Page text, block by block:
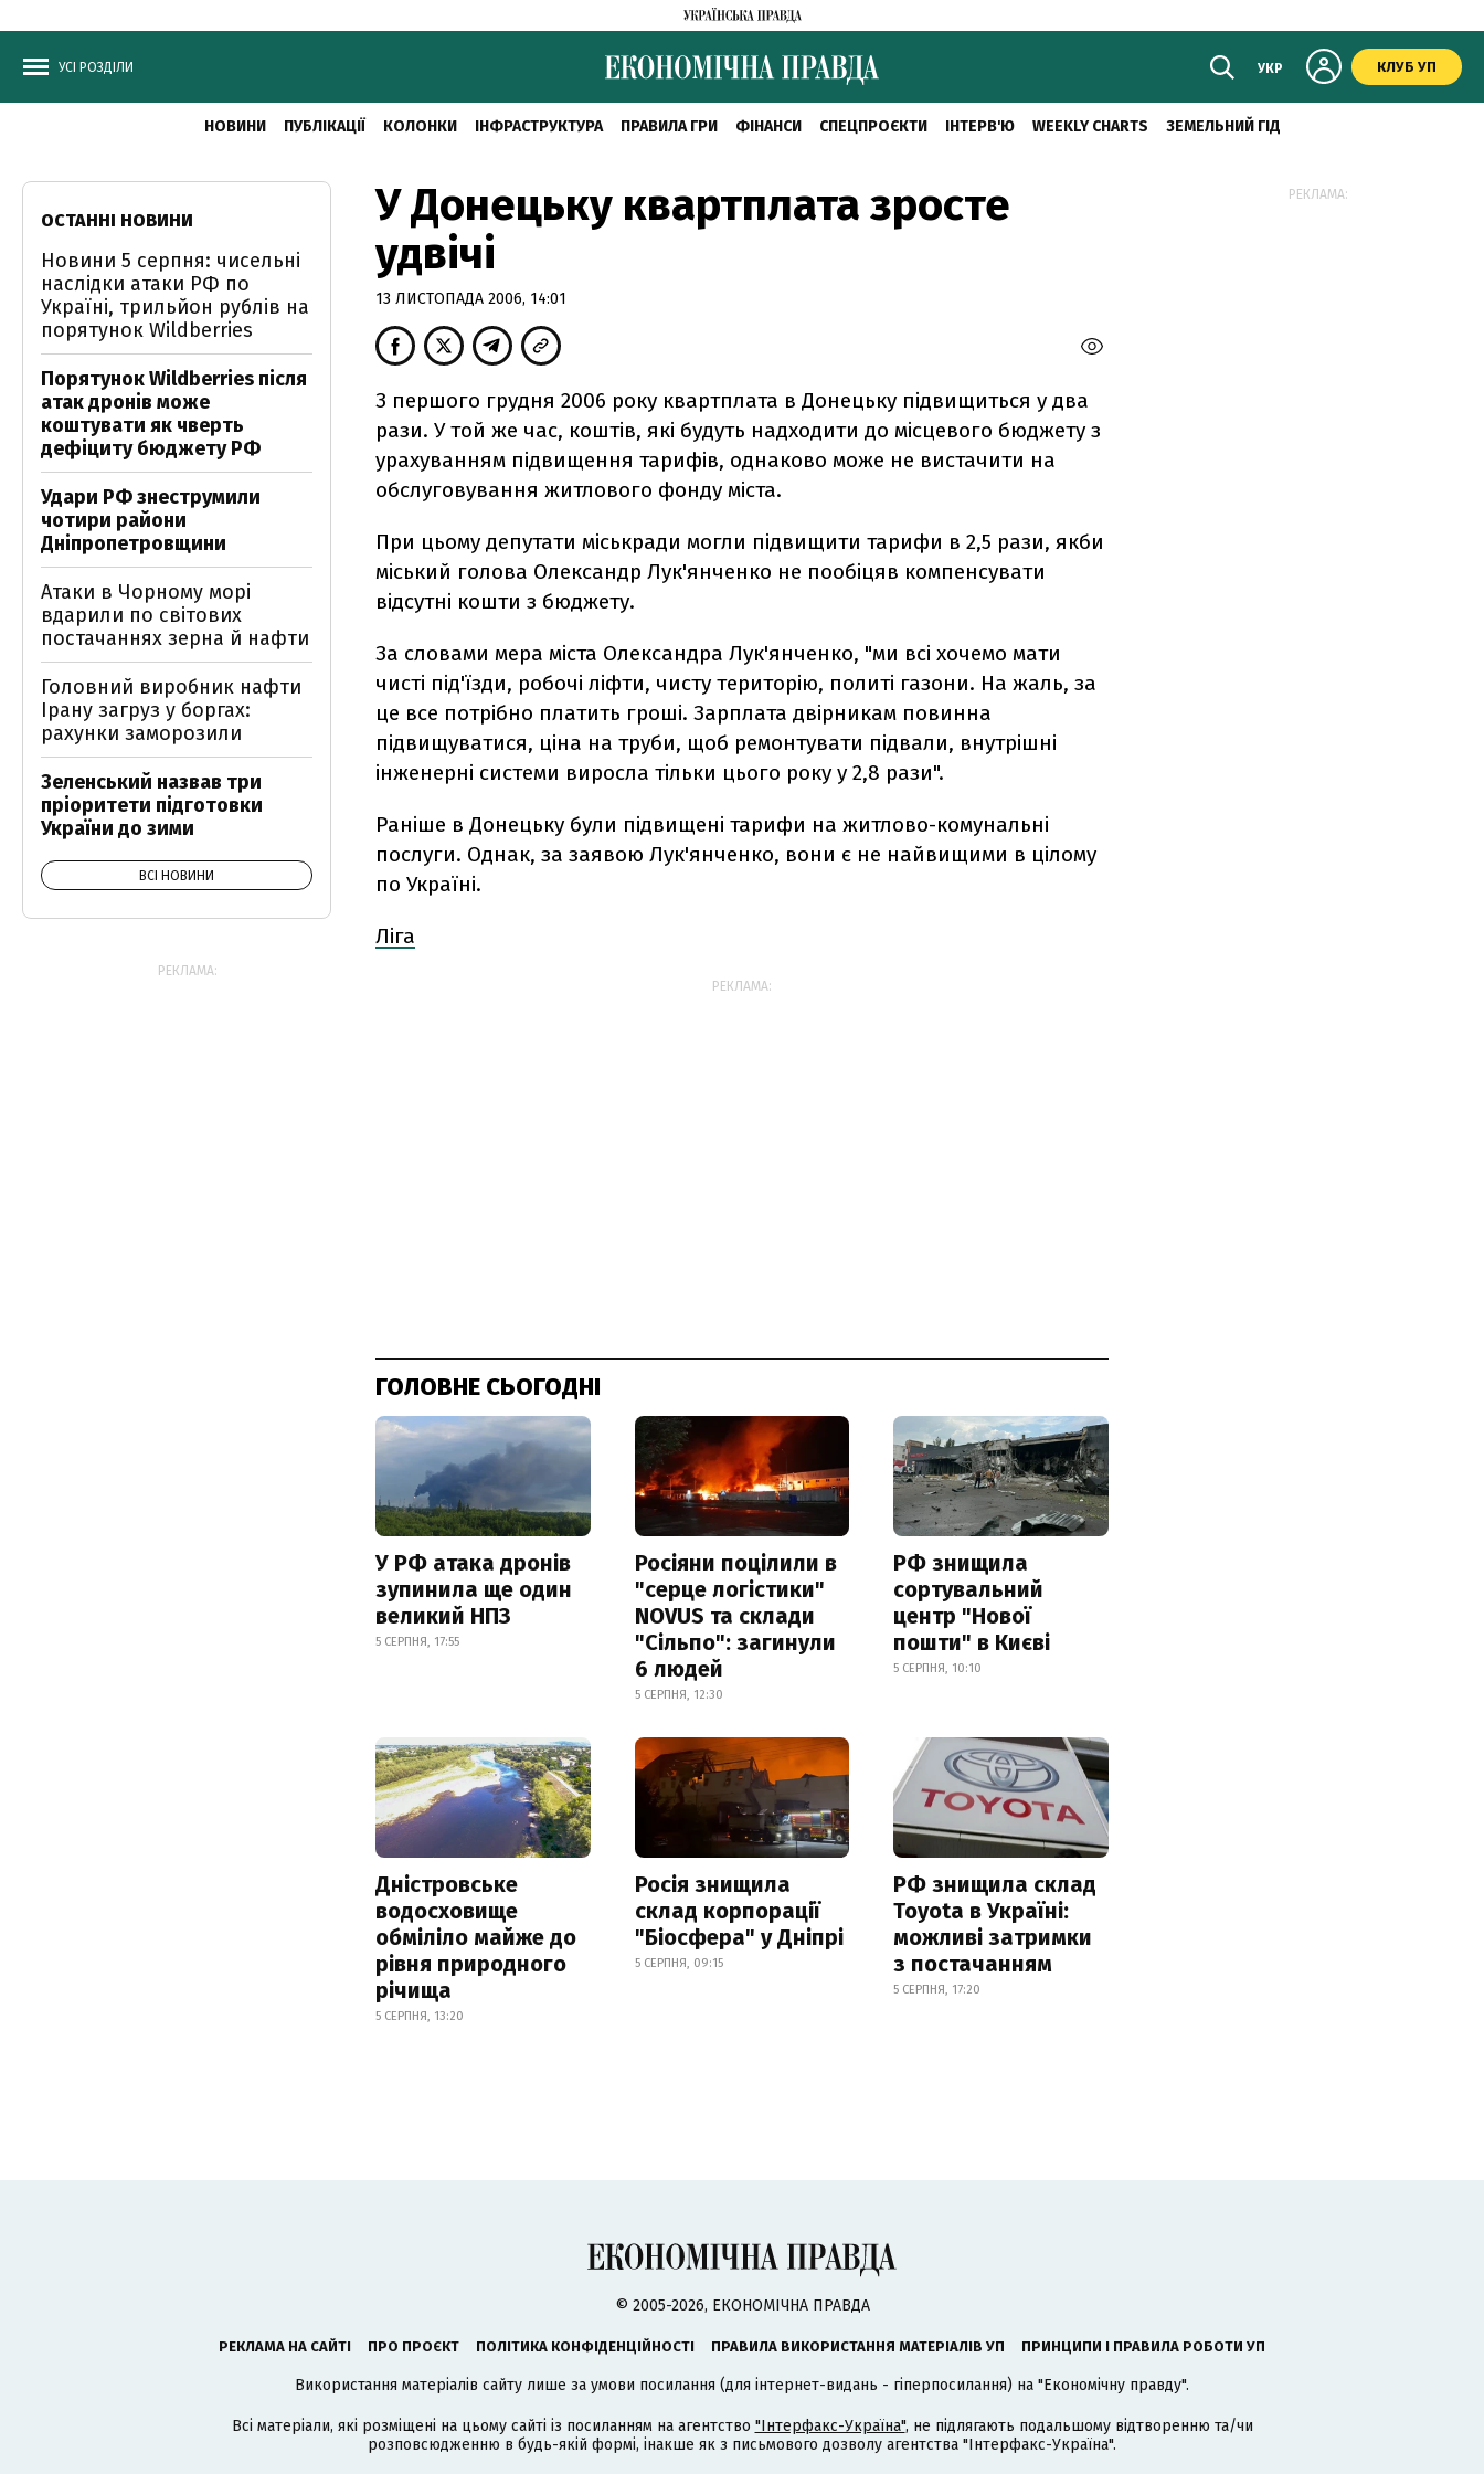
УСІ РОЗДІЛИ УКР КЛУБ УП
НОВИНИ ПУБЛІКАЦІЇ КОЛОНКИ ІНФРАСТРУКТУРА ПРАВИЛА ГРИ ФІНАНСИ СПЕЦПРОЄКТИ ІНТЕРВ'Ю WEEKLY CHARTS ЗЕМЕЛЬНИЙ ГІД
У Донецьку квартплата зросте
удвічі
13 ЛИСТОПАДА 2006, 14:01
З першого грудня 2006 року квартплата в Донецьку підвищиться у два
рази. У той же час, коштів, які будуть надходити до місцевого бюджету з
урахуванням підвищення тарифів, однаково може не вистачити на
обслуговування житлового фонду міста.
При цьому депутати міськради могли підвищити тарифи в 2,5 рази, якби
міський голова Олександр Лук'янченко не пообіцяв компенсувати
відсутні кошти з бюджету.
За словами мера міста Олександра Лук'янченко, "ми всі хочемо мати
чисті під'їзди, робочі ліфти, чисту територію, политі газони. На жаль, за
це все потрібно платить гроші. Зарплата двірникам повинна
підвищуватися, ціна на труби, щоб ремонтувати підвали, внутрішні
інженерні системи виросла тільки цього року у 2,8 рази".
Раніше в Донецьку були підвищені тарифи на житлово-комунальні
послуги. Однак, за заявою Лук'янченко, вони є не найвищими в цілому
по Україні.
Ліга
РЕКЛАМА:
ГОЛОВНЕ СЬОГОДНІ
У РФ атака дронів
зупинила ще один
великий НПЗ
5 СЕРПНЯ, 17:55
Росіяни поцілили в
"серце логістики"
NOVUS та склади
"Сільпо": загинули
6 людей
5 СЕРПНЯ, 12:30
РФ знищила
сортувальний
центр "Нової
пошти" в Києві
5 СЕРПНЯ, 10:10
Дністровське
водосховище
обміліло майже до
рівня природного
річища
5 СЕРПНЯ, 13:20
Росія знищила
склад корпорації
"Біосфера" у Дніпрі
5 СЕРПНЯ, 09:15
РФ знищила склад
Toyota в Україні:
можливі затримки
з постачанням
5 СЕРПНЯ, 17:20
ОСТАННІ НОВИНИ
Новини 5 серпня: чисельні
наслідки атаки РФ по
Україні, трильйон рублів на
порятунок Wildberries
Порятунок Wildberries після
атак дронів може
коштувати як чверть
дефіциту бюджету РФ
Удари РФ знеструмили
чотири райони
Дніпропетровщини
Атаки в Чорному морі
вдарили по світових
постачаннях зерна й нафти
Головний виробник нафти
Ірану загруз у боргах:
рахунки заморозили
Зеленський назвав три
пріоритети підготовки
України до зими
ВСІ НОВИНИ
РЕКЛАМА:
РЕКЛАМА:
© 2005-2026, ЕКОНОМІЧНА ПРАВДА
РЕКЛАМА НА САЙТІ ПРО ПРОЄКТ ПОЛІТИКА КОНФІДЕНЦІЙНОСТІ ПРАВИЛА ВИКОРИСТАННЯ МАТЕРІАЛІВ УП ПРИНЦИПИ І ПРАВИЛА РОБОТИ УП
Використання матеріалів сайту лише за умови посилання (для інтернет-видань - гіперпосилання) на "Економічну правду".
Всі матеріали, які розміщені на цьому сайті із посиланням на агентство "Інтерфакс-Україна", не підлягають подальшому відтворенню та/чи
розповсюдженню в будь-якій формі, інакше як з письмового дозволу агентства "Інтерфакс-Україна".